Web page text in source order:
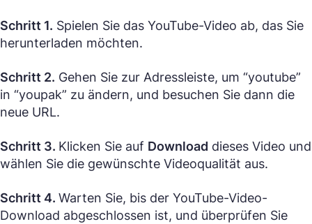
Schritt 1. Spielen Sie das YouTube-Video ab, das Sie
herunterladen möchten.
Schritt 2. Gehen Sie zur Adressleiste, um “youtube”
in “youpak” zu ändern, und besuchen Sie dann die
neue URL.
Schritt 3. Klicken Sie auf Download dieses Video und
wählen Sie die gewünschte Videoqualität aus.
Schritt 4. Warten Sie, bis der YouTube-Video-
Download abgeschlossen ist, und überprüfen Sie